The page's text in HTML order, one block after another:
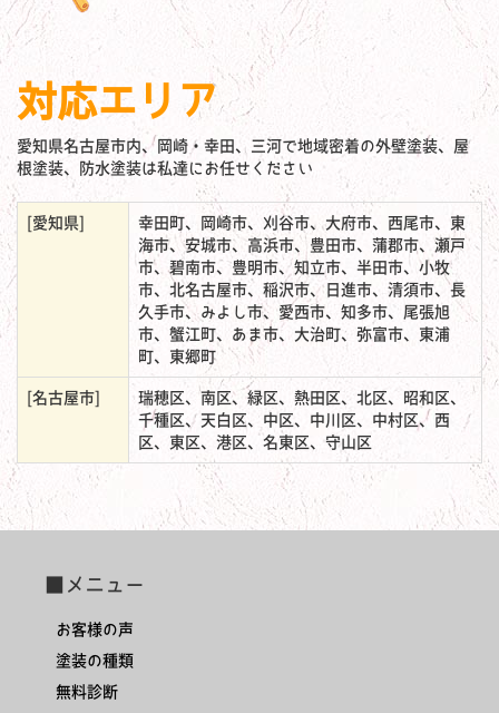
対応エリア
愛知県名古屋市内、岡崎・幸田、三河で地域密着の外壁塗装、屋
根塗装、防水塗装は私達にお任せください
[愛知県]
幸田町、岡崎市、刈谷市、大府市、西尾市、東
海市、安城市、高浜市、豊田市、蒲郡市、瀬戸
市、碧南市、豊明市、知立市、半田市、小牧
市、北名古屋市、稲沢市、日進市、清須市、長
久手市、みよし市、愛西市、知多市、尾張旭
市、蟹江町、あま市、大治町、弥富市、東浦
町、東郷町
[名古屋市]
瑞穂区、南区、緑区、熱田区、北区、昭和区、
千種区、天白区、中区、中川区、中村区、西
区、東区、港区、名東区、守山区
■メニュー
お客様の声
塗装の種類
無料診断